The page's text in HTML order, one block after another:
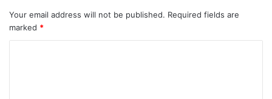
Your email address will not be published. Required fields are
marked *